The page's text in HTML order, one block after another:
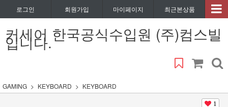
로그인 회원가입 마이페이지 최근본상품
커세어 한국공식수입원 (주)컴스빌
입니다.
GAMING KEYBOARD KEYBOARD
1